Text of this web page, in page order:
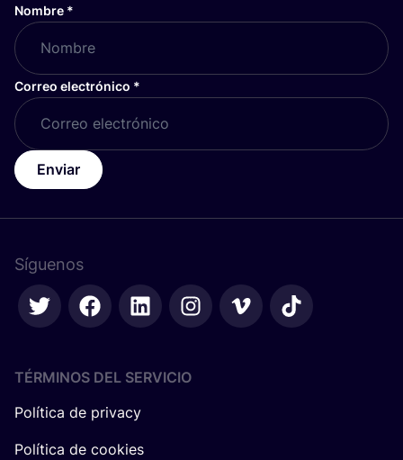
Nombre *
Correo electrónico *
Enviar
Síguenos
TÉRMINOS DEL SERVICIO
Política de privacy
Política de cookies